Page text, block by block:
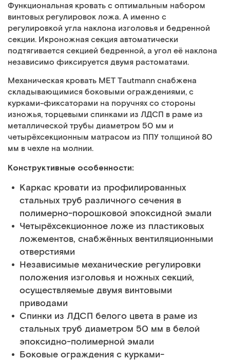
Функциональная кровать с оптимальным набором
винтовых регулировок ложа. А именно с
регулировкой угла наклона изголовья и бедренной
секции. Икроножная секция автоматически
подтягивается секцией бедренной, а угол её наклона
независимо фиксируется двумя растоматами.
Механическая кровать МЕТ Tautmann снабжена
складывающимися боковыми ограждениями, с
курками-фиксаторами на поручнях со стороны
изножья, торцевыми спинками из ЛДСП в раме из
металлической трубы диаметром 50 мм и
четырёхсекционным матрасом из ППУ толщиной 80
мм в чехле на молнии.
Конструктивные особенности:
Каркас кровати из профилированных
стальных труб различного сечения в
полимерно-порошковой эпоксидной эмали
Четырёхсекционное ложе из пластиковых
ложементов, снабжённых вентиляционными
отверстиями
Независимые механические регулировки
положения изголовья и ножных секций,
осуществляемые двумя винтовыми
приводами
Спинки из ЛДСП белого цвета в раме из
стальных труб диаметром 50 мм в белой
эпоксидно-полимерной эмали
Боковые ограждения с курками-